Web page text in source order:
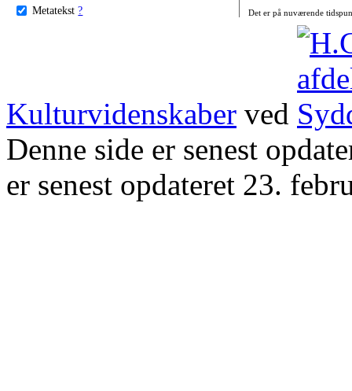
Metatekst ?
Det er på nuværende
Kulturvidenskaber ved
Denne side er senest
er senest opdateret 23.